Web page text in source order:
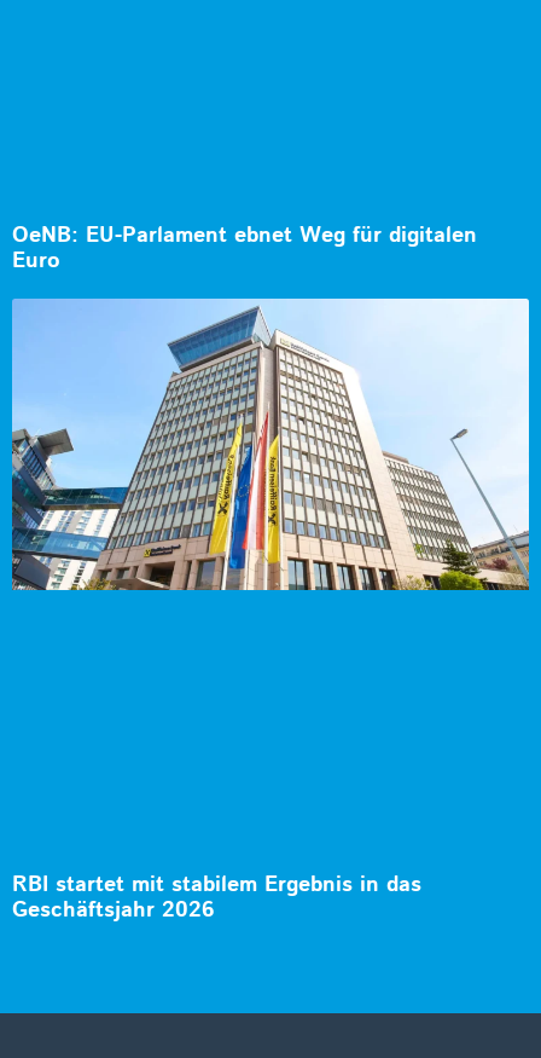
OeNB: EU-Parlament ebnet Weg für digitalen
Euro
RBI startet mit stabilem Ergebnis in das
Geschäftsjahr 2026